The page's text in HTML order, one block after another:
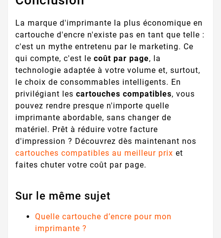
La marque d'imprimante la plus économique en
cartouche d'encre n'existe pas en tant que telle :
c'est un mythe entretenu par le marketing. Ce
qui compte, c'est le coût par page, la
technologie adaptée à votre volume et, surtout,
le choix de consommables intelligents. En
privilégiant les cartouches compatibles, vous
pouvez rendre presque n'importe quelle
imprimante abordable, sans changer de
matériel. Prêt à réduire votre facture
d'impression ? Découvrez dès maintenant nos
cartouches compatibles au meilleur prix et
faites chuter votre coût par page.
Sur le même sujet
Quelle cartouche d’encre pour mon
imprimante ?